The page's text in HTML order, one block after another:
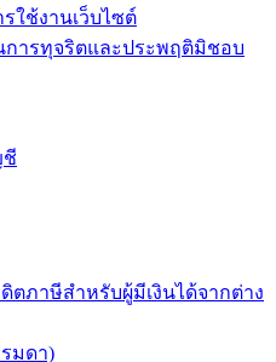
ใช้งานเว็บไซต์
การทุจริตและประพฤติมิชอบ
ชี
ตภาษีสำหรับผู้มีเงินได้จากต่าง
มดา)